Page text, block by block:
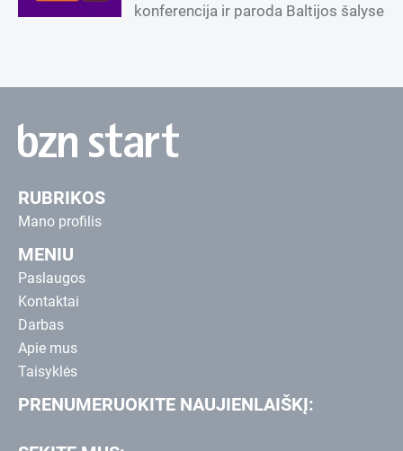
konferencija ir paroda Baltijos šalyse
RUBRIKOS
Mano profilis
MENIU
Paslaugos
Kontaktai
Darbas
Apie mus
Taisyklės
PRENUMERUOKITE NAUJIENLAIŠKĮ: